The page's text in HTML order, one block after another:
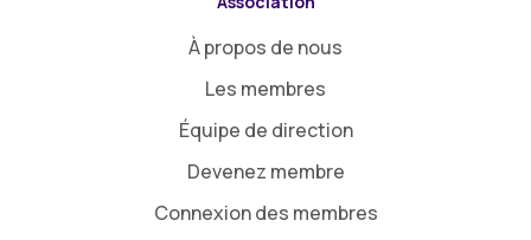
À propos de nous
Les membres
Équipe de direction
Devenez membre
Connexion des membres